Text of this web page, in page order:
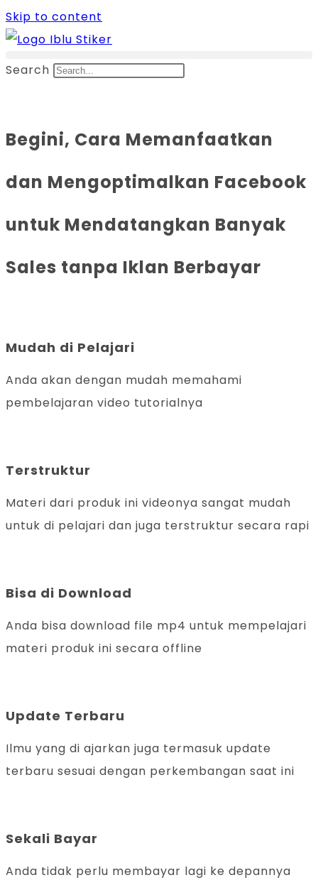
Skip to content
Search
Begini, Cara Memanfaatkan
dan Mengoptimalkan Facebook
untuk Mendatangkan Banyak
Sales tanpa Iklan Berbayar
Mudah di Pelajari
Anda akan dengan mudah memahami
pembelajaran video tutorialnya
Terstruktur
Materi dari produk ini videonya sangat mudah
untuk di pelajari dan juga terstruktur secara rapi
Bisa di Download
Anda bisa download file mp4 untuk mempelajari
materi produk ini secara offline
Update Terbaru
Ilmu yang di ajarkan juga termasuk update
terbaru sesuai dengan perkembangan saat ini
Sekali Bayar
Anda tidak perlu membayar lagi ke depannya